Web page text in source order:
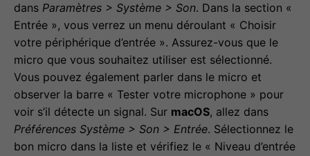
dans Paramètres > Système > Son. Dans la section «
Entrée », vous verrez un menu déroulant « Choisir
votre périphérique d’entrée ». Assurez-vous que le
micro que vous souhaitez utiliser est sélectionné.
Vous pouvez également parler dans le micro et
observer la barre « Tester votre microphone » pour
voir s’il détecte un signal. Sur macOS, allez dans
Préférences Système > Son > Entrée. Sélectionnez le
bon micro dans la liste et vérifiez le « Niveau d’entrée